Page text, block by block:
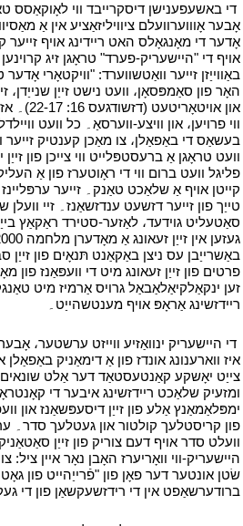
די באשעפענישן דיסקרייבד ווי לאָוקאַסס
אָבער אָוווערוועלם ציוויליזאַציע אין אַ
אָדער די מאָנגאָלס האט ריידינג אויף
אויף די "היישעריק-פערד" טראָגן זיג
באַווייַזן זייער וואַטשווערד: "וויקטאָרי
האָר פון סאַמפּסאָן، וועט נישט זייַן שנייַדן،
און
ווי פרויען، און וויצע-ווערסאַ۔ כל וועט
בעשאַס די באַפאַלן، צו מאַכן קענטיק זייער
וועט טראָגן אַ ברעסטפּלייט ווי צייכן פון זייַן
פליגל וועט ברום ווי די ראָוטערז פון אַ
קייטן אויף אַ שלאַכט טאַנק۔ זייער
טייַך פון זייער דזשעט ענדזשאַנז۔ זיי וועלן
סאַטעליט גוידעד، לאַזער-סטירד ראַקאַץ
באַשרייַבן עס ניצן באַקאַנט תּנאָים פון
פרטים פון זייַן זעאונג מיט די וועפּאַנז פון
זען ינקאַלקיאַלאַבאַל גרויס אַרמיז מיט
ריידזשינג אַראָפּ אויף מענטשהייַט۔
די היישעריק ינוואַזיע ווייזט ערשטער،
איז ווארענונג אונדז פון אַ דימאַניק באַפאַלן
צייַט יאָשקע קאַנטעסטאַד דער אַלט
ומזעיק שלאַכט ריידזשינג איבער די
ימפּלאַמאַנץ אַלע פון זייַן דיסעפּשאַנז און
פון קריסטלעך קולטור און געטלעך סדר۔ ער
וועלט סדר אויף דעם צוריק פון זייַן
היישעריק-ווי וואָריערז האָבן נאָר איין ציל:
שׂטן אונטער דער פאָן פון "פֿרייַהייט פון גאָט،
ברודערשאַפט אין די רידזשעקשאַן פון די